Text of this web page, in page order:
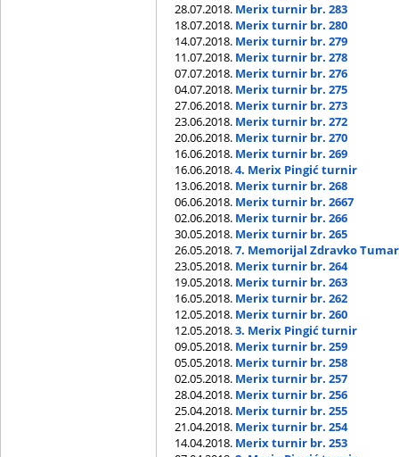
28.07.2018. Merix turnir br. 283
18.07.2018. Merix turnir br. 280
14.07.2018. Merix turnir br. 279
11.07.2018. Merix turnir br. 278
07.07.2018. Merix turnir br. 276
04.07.2018. Merix turnir br. 275
27.06.2018. Merix turnir br. 273
23.06.2018. Merix turnir br. 272
20.06.2018. Merix turnir br. 270
16.06.2018. Merix turnir br. 269
16.06.2018.4. Merix Pingić turnir
13.06.2018. Merix turnir br. 268
06.06.2018. Merix turnir br. 2667
02.06.2018. Merix turnir br. 266
30.05.2018. Merix turnir br. 265
26.05.2018.7. Memorijal Zdravko
23.05.2018. Merix turnir br. 264
19.05.2018. Merix turnir br. 263
16.05.2018. Merix turnir br. 262
12.05.2018. Merix turnir br. 260
12.05.2018.3. Merix Pingić turnir
09.05.2018. Merix turnir br. 259
05.05.2018. Merix turnir br. 258
02.05.2018. Merix turnir br. 257
28.04.2018. Merix turnir br. 256
25.04.2018. Merix turnir br. 255
21.04.2018. Merix turnir br. 254
14.04.2018. Merix turnir br. 253